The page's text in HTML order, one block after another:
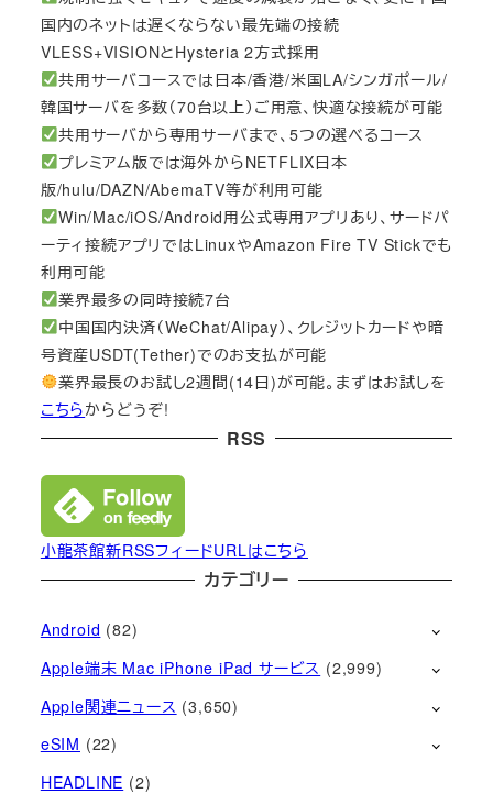
国内のネットは遅くならない最先端の接続
VLESS+VISIONとHysteria 2方式採用
共用サーバコースでは日本/香港/米国LA/シンガポール/
韓国サーバを多数（70台以上）ご用意、快適な接続が可能
共用サーバから専用サーバまで、5つの選べるコース
プレミアム版では海外からNETFLIX日本
版/hulu/DAZN/AbemaTV等が利用可能
Win/Mac/iOS/Android用公式専用アプリあり、サードパ
ーティ接続アプリではLinuxやAmazon Fire TV Stickでも
利用可能
業界最多の同時接続7台
中国国内決済（WeChat/Alipay）、クレジットカードや暗
号資産USDT(Tether)でのお支払が可能
業界最長のお試し2週間(14日)が可能。まずはお試しを
こちらからどうぞ!
RSS
小龍茶館新RSSフィードURLはこちら
カテゴリー
Android (82)
Apple端末 Mac iPhone iPad サービス (2,999)
Apple関連ニュース (3,650)
eSIM (22)
HEADLINE (2)